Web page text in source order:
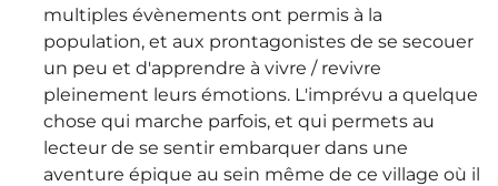
multiples évènements ont permis à la
population, et aux prontagonistes de se secouer
un peu et d'apprendre à vivre / revivre
pleinement leurs émotions. L'imprévu a quelque
chose qui marche parfois, et qui permets au
lecteur de se sentir embarquer dans une
aventure épique au sein même de ce village où il